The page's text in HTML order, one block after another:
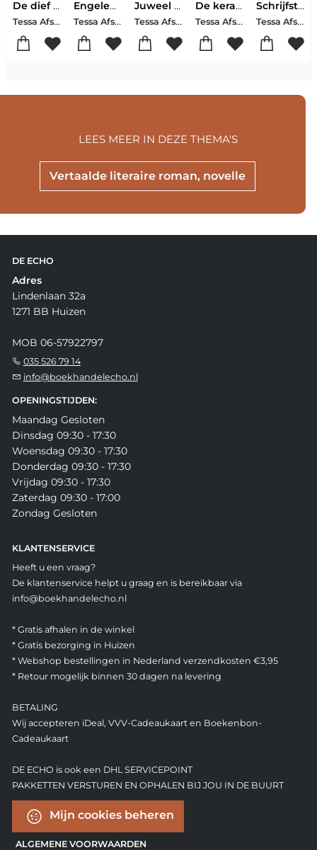
De dief van Korinte
Tessa Afshar
Engelenbrood
Tessa Afshar
Juweel van de Nijl
Tessa Afshar
De keramist van de koningin
Tessa Afshar
Schrijfster in Jeruzalem
Tessa Afshar
Vertaalde literaire roman, novelle
LEES MEER IN DEZE THEMA'S
DE ECHO
Adres
Lindenlaan 32a
1271 BB Huizen
MOB 06-57922797
035 526 79 14
info@boekhandelecho.nl
OPENINGSTIJDEN:
Maandag Gesloten
Dinsdag 09:30 - 17:30
Woensdag 09:30 - 17:30
Donderdag 09:30 - 17:30
Vrijdag 09:30 - 17:30
Zaterdag 09:30 - 17:00
Zondag Gesloten
KLANTENSERVICE
Heeft u een vraag?
De klantenservice helpt u graag en is bereikbaar via
info@boekhandelecho.nl
* Gratis afhalen in de winkel
* Gratis bezorging in Huizen
* Webshop bestellingen in Nederland verzendkosten €3,95
* Retour mogelijk binnen 30 dagen na levering
BETALING
Wij accepteren iDeal, VVV-Cadeaukaart en Boekenbon-
Cadeaukaart
DE ECHO is ook een DHL SERVICEPOINT
PAKKETTEN VERSTUREN EN OPHALEN BIJ JOU IN DE BUURT
Mijn cookies beheren
ALGEMENE VOORWAARDEN